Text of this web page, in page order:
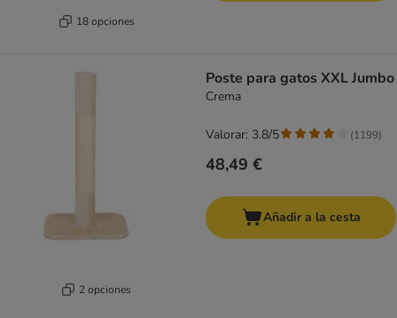
18 opciones
2 opciones
Poste para gatos XXL Jumbo
Crema
48,49 €
Valorar: 3.8/5 (1199)
Añadir a la cesta